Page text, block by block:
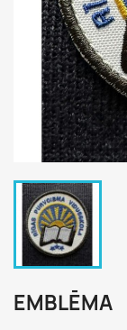
EMBLĒMA